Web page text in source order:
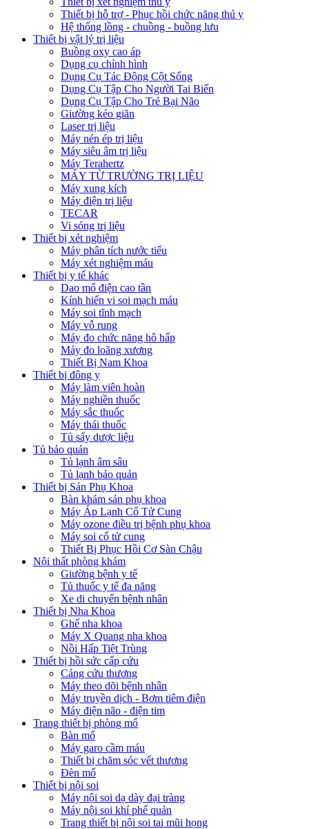
Thiết bị hỗ trợ - Phục hồi chức năng thú y
Hệ thống lồng - chuồng - buồng lưu
Thiết bị vật lý trị liệu
Buồng oxy cao áp
Dụng cụ chỉnh hình
Dụng Cụ Tác Động Cột Sống
Dụng Cụ Tập Cho Người Tai Biến
Dụng Cụ Tập Cho Trẻ Bại Não
Giường kéo giãn
Laser trị liệu
Máy nén ép trị liệu
Máy siêu âm trị liệu
Máy Terahertz
MÁY TỪ TRƯỜNG TRỊ LIỆU
Máy xung kích
Máy điện trị liệu
TECAR
Vi sóng trị liệu
Thiết bị xét nghiệm
Máy phân tích nước tiểu
Máy xét nghiệm máu
Thiết bị y tế khác
Dao mổ điện cao tần
Kính hiển vi soi mạch máu
Máy soi tĩnh mạch
Máy vỗ rung
Máy đo chức năng hô hấp
Máy đo loãng xương
Thiết Bị Nam Khoa
Thiết bị đông y
Máy làm viên hoàn
Máy nghiền thuốc
Máy sắc thuốc
Máy thái thuốc
Tủ sấy dược liệu
Tủ bảo quản
Tủ lạnh âm sâu
Tủ lạnh bảo quản
Thiết bị Sản Phụ Khoa
Bàn khám sản phụ khoa
Máy Áp Lạnh Cổ Tử Cung
Máy ozone điều trị bệnh phụ khoa
Máy soi cổ tử cung
Thiết Bị Phục Hồi Cơ Sàn Chậu
Nội thất phòng khám
Giường bệnh y tế
Tủ thuốc y tế đa năng
Xe di chuyển bệnh nhân
Thiết bị Nha Khoa
Ghế nha khoa
Máy X Quang nha khoa
Nồi Hấp Tiệt Trùng
Thiết bị hồi sức cấp cứu
Cáng cứu thương
Máy theo dõi bệnh nhân
Máy truyền dịch - Bơm tiêm điện
Máy điện não - điện tim
Trang thiết bị phòng mổ
Bàn mổ
Máy garo cầm máu
Thiết bị chăm sóc vết thương
Đèn mổ
Thiết bị nội soi
Máy nội soi dạ dày đại tràng
Máy nội soi khí phế quản
Trang thiết bị nội soi tai mũi họng